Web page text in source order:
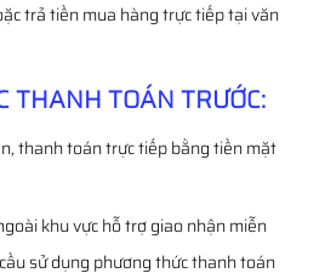
trả tiền mua hàng trực tiếp tại văn
THANH TOÁN TRƯỚC:
thanh toán trực tiếp bằng tiền mặt
khu vực hỗ trợ giao nhận miễn
sử dụng phương thức thanh toán